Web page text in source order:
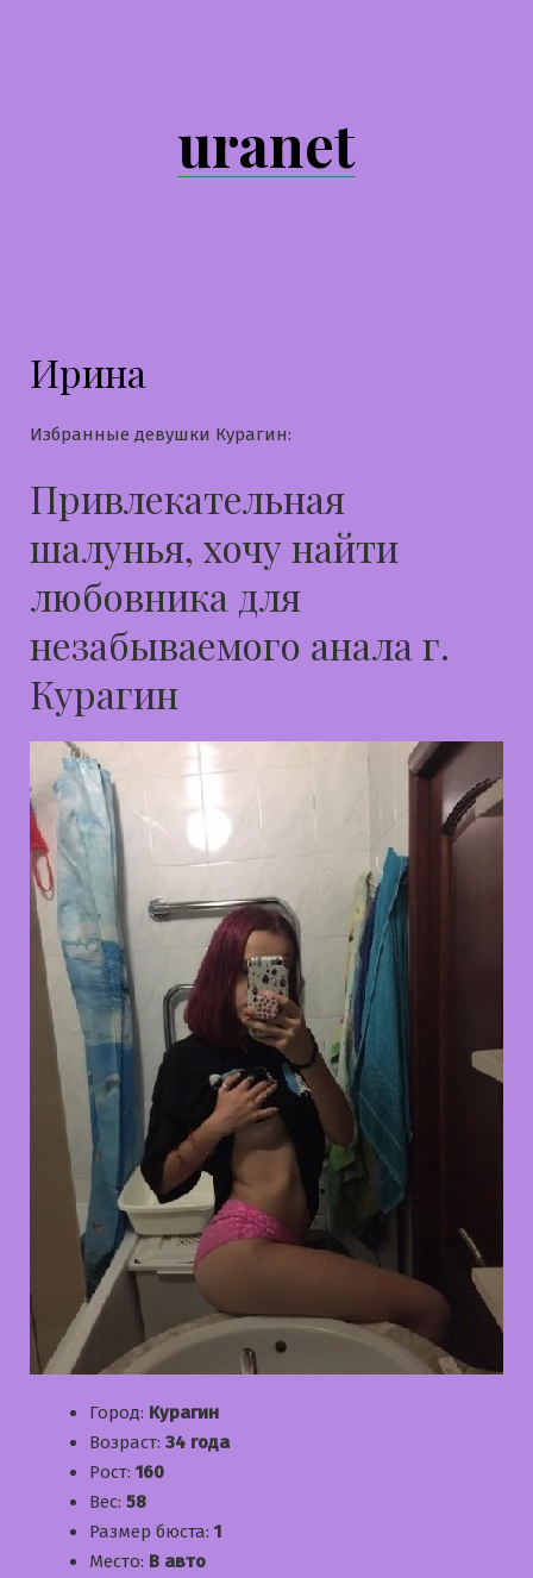
uranet
Ирина
Избранные девушки Курагин:
Привлекательная
шалунья, хочу найти
любовника для
незабываемого анала г.
Курагин
Город: Курагин
Возраст: 34 года
Рост: 160
Вес: 58
Размер бюста: 1
Место: В авто